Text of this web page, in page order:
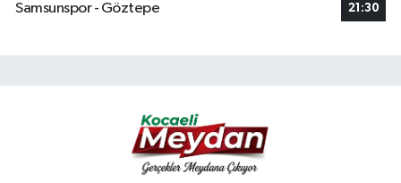
Samsunspor - Göztepe
21:30